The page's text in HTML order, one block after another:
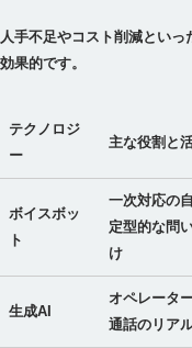
人手不足やコスト削減とい
効果的です。
テクノロジ
ー
主な役割と
ボイスボッ
ト
一次対応の
定型的な問
け
生成AI
オペレータ
通話のリア